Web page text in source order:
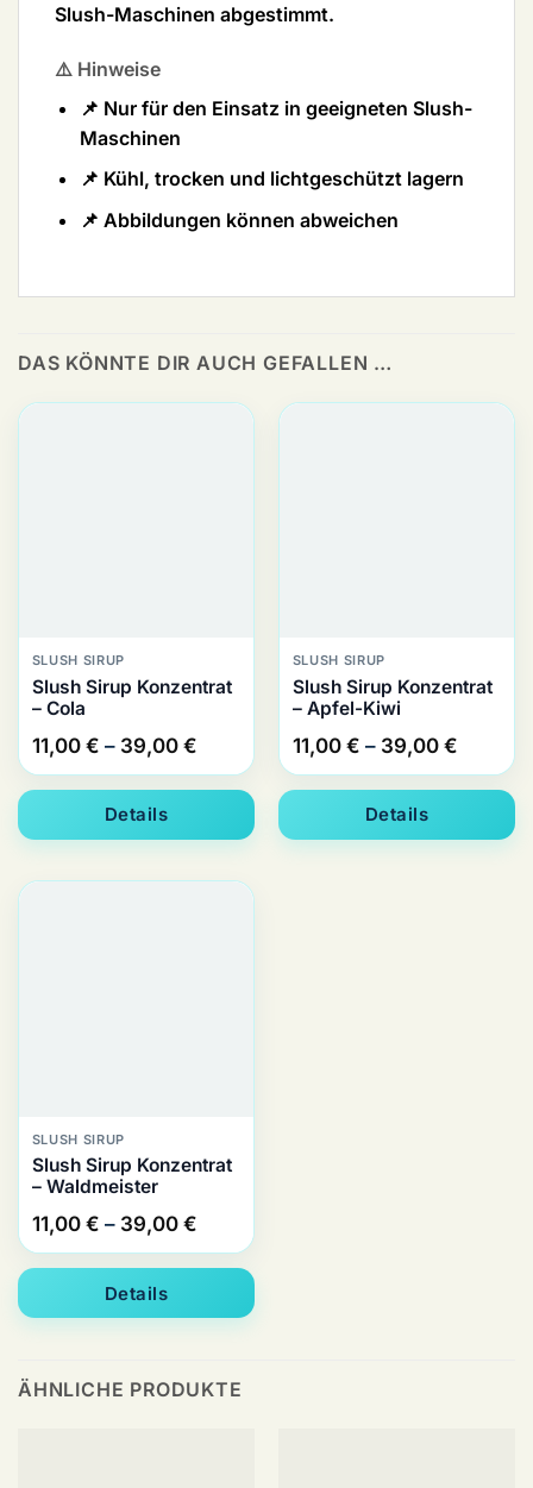
Slush-Maschinen abgestimmt.
⚠️ Hinweise
📌 Nur für den Einsatz in geeigneten Slush-
Maschinen
📌 Kühl, trocken und lichtgeschützt lagern
📌 Abbildungen können abweichen
DAS KÖNNTE DIR AUCH GEFALLEN …
SLUSH SIRUP
Slush Sirup Konzentrat
– Cola
11,00 € – 39,00 €Preisspanne:
11,00 €
bis
Details
SLUSH SIRUP
Slush Sirup Konzentrat
– Apfel-Kiwi
11,00 € – 39,00 €
11,00 €
bis
Details
SLUSH SIRUP
Slush Sirup Konzentrat
– Waldmeister
11,00 € – 39,00 €Preisspanne:
11,00 €
bis
Details
ÄHNLICHE PRODUKTE